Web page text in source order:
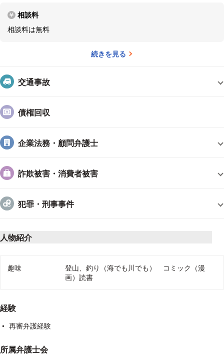
相談料
相談料は無料
続きを見る
交通事故
債権回収
企業法務・顧問弁護士
詐欺被害・消費者被害
犯罪・刑事事件
人物紹介
趣味や好きなこと、個人サイトのURL
趣味
登山、釣り（海でも川でも） コミック（漫
画）読書
経験
再審弁護経験
所属弁護士会